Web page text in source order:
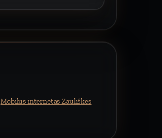
Mobilus internetas Zauliškės